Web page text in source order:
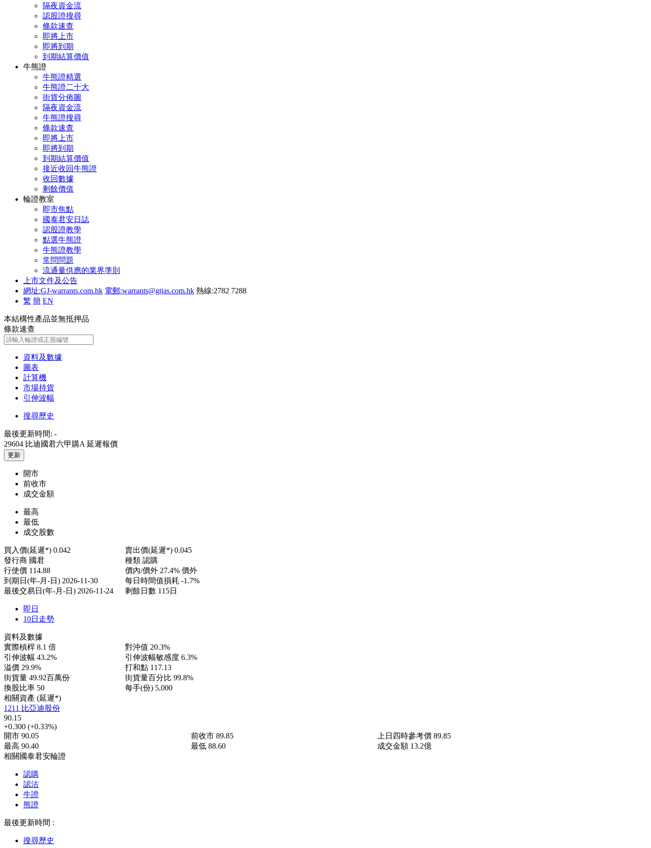
隔夜資金流
認股證搜尋
條款速查
即將上市
即將到期
到期結算價值
牛熊證
牛熊證精選
牛熊證二十大
街貨分佈圖
隔夜資金流
牛熊證搜尋
條款速查
即將上市
即將到期
到期結算價值
接近收回牛熊證
收回數據
剩餘價值
輪證教室
即市焦點
國泰君安日誌
認股證教學
點選牛熊證
牛熊證教學
常問問題
流通量供應的業界準則
上市文件及公告
網址:GJ-warrants.com.hk 電郵:warrants@gtjas.com.hk 熱線:2782 7288
繁 簡 EN
本結構性產品並無抵押品
條款速查
資料及數據
圖表
計算機
市場持貨
引伸波幅
搜尋歷史
最後更新時間: -
29604 比迪國君六甲購A 延遲報價
更新
開市
前收市
成交金額
最高
最低
成交股數
買入價(延遲*) 0.042 賣出價(延遲*) 0.045
發行商 國君 種類 認購
行使價 114.88 價內/價外 27.4% 價外
到期日(年-月-日) 2026-11-30 每日時間值損耗 -1.7%
最後交易日(年-月-日) 2026-11-24 剩餘日數 115日
即日
10日走勢
資料及數據
實際槓桿 8.1 倍 對沖值 20.3%
引伸波幅 43.2% 引伸波幅敏感度 6.3%
溢價 29.9% 打和點 117.13
街貨量 49.92百萬份 街貨量百分比 99.8%
換股比率 50 每手(份) 5,000
相關資產 (延遲*)
1211 比亞迪股份
90.15
+0.300 (+0.33%)
開市 90.05 前收市 89.85 上日四時參考價 89.85
最高 90.40 最低 88.60 成交金額 13.2億
相關國泰君安輪證
認購
認沽
牛證
熊證
最後更新時間 :
搜尋歷史